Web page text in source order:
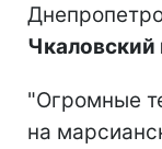
"Огромные
на